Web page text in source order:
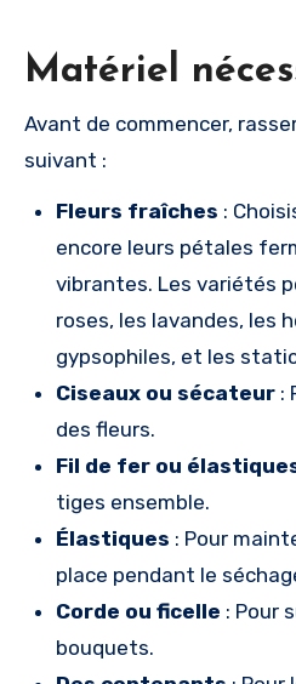
Matériel
Avant de commencer,
suivant :
Fleurs fraîches :
encore leurs pétales
vibrantes. Les variétés
roses, les lavandes, les
gypsophiles, et les
Ciseaux ou sécateur:
des fleurs.
Fil de fer ou
tiges ensemble.
Élastiques : Pour
place pendant le
Corde ou ficelle : Pour
bouquets.